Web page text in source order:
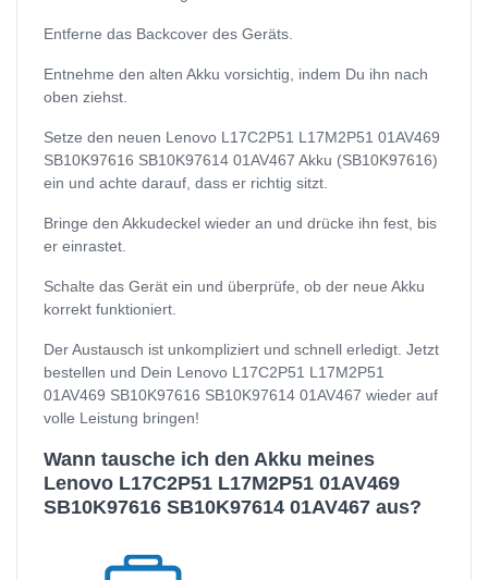
Entferne das Backcover des Geräts.
Entnehme den alten Akku vorsichtig, indem Du ihn nach
oben ziehst.
Setze den neuen Lenovo L17C2P51 L17M2P51 01AV469
SB10K97616 SB10K97614 01AV467 Akku (SB10K97616)
ein und achte darauf, dass er richtig sitzt.
Bringe den Akkudeckel wieder an und drücke ihn fest, bis
er einrastet.
Schalte das Gerät ein und überprüfe, ob der neue Akku
korrekt funktioniert.
Der Austausch ist unkompliziert und schnell erledigt. Jetzt
bestellen und Dein Lenovo L17C2P51 L17M2P51
01AV469 SB10K97616 SB10K97614 01AV467 wieder auf
volle Leistung bringen!
Wann tausche ich den Akku meines
Lenovo L17C2P51 L17M2P51 01AV469
SB10K97616 SB10K97614 01AV467 aus?